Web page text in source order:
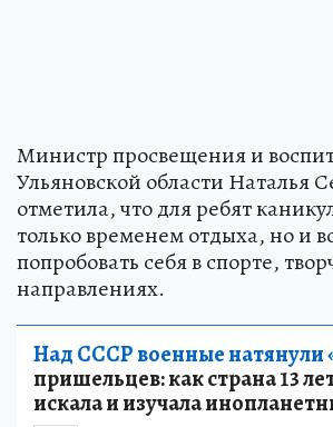
Министр просвещения и
Ульяновской области Наталья
отметила, что для ребят
только временем отдыха, но и
попробовать себя в спорте,
направлениях.
Над СССР военные натянули
пришельцев: как страна 13
искала и изучала